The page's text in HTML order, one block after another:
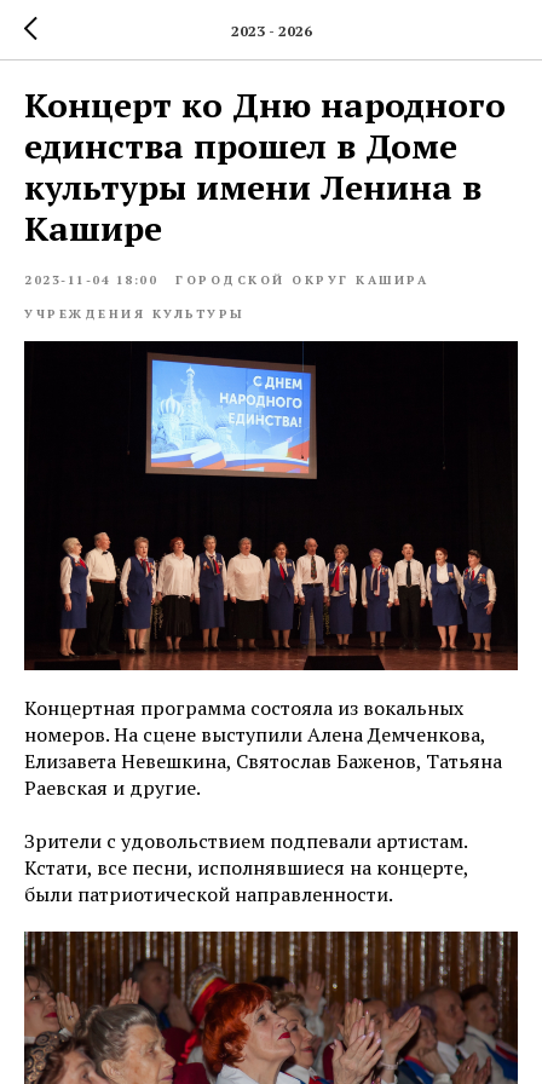
2023 - 2026
Концерт ко Дню народного
единства прошел в Доме
культуры имени Ленина в
Кашире
2023-11-04 18:00 ГОРОДСКОЙ ОКРУГ КАШИРА
УЧРЕЖДЕНИЯ КУЛЬТУРЫ
Концертная программа состояла из вокальных
номеров. На сцене выступили Алена Демченкова,
Елизавета Невешкина, Святослав Баженов, Татьяна
Раевская и другие.
Зрители с удовольствием подпевали артистам.
Кстати, все песни, исполнявшиеся на концерте,
были патриотической направленности.